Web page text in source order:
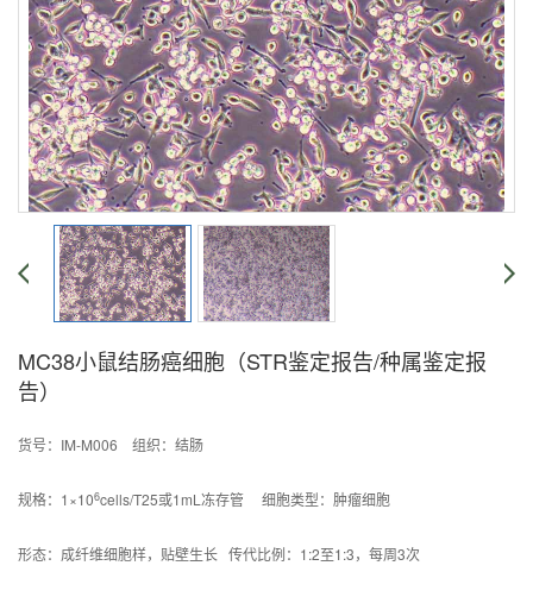
MC38小鼠结肠癌细胞（STR鉴定报告/种属鉴定报
告）
货号：IM-M006 组织：结肠
规格：1×106cells/T25或1mL冻存管 细胞类型：肿瘤细胞
形态：成纤维细胞样，贴壁生长 传代比例：1:2至1:3，每周3次